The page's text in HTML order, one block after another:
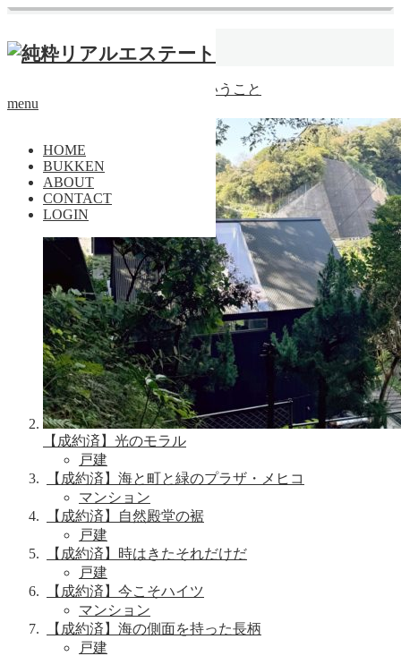
menu
HOME
BUKKEN
ABOUT
CONTACT
LOGIN
緑が多い
【成約済】わからないということ
【成約済】光のモラル
戸建
【成約済】海と町と緑のプラザ・メヒコ
マンション
【成約済】自然殿堂の裾
戸建
【成約済】時はきたそれだけだ
戸建
【成約済】今こそハイツ
マンション
【成約済】海の側面を持った長柄
戸建